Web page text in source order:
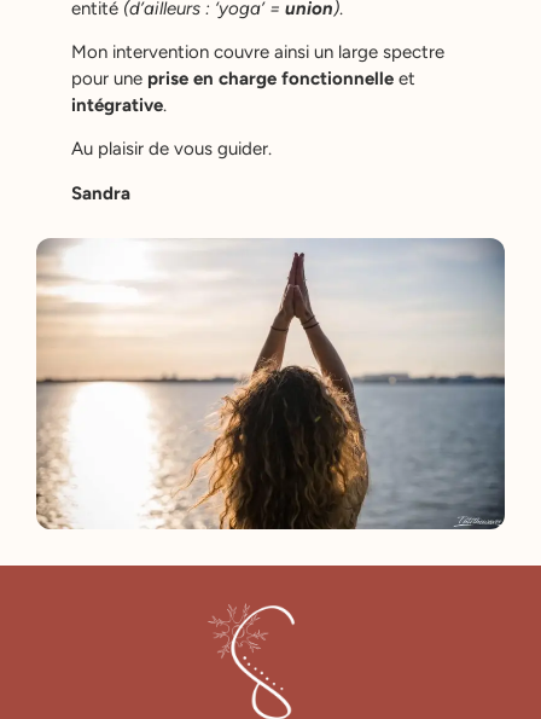
entité (d’ailleurs : ‘yoga’ = union).
Mon intervention couvre ainsi un large spectre
pour une prise en charge fonctionnelle et
intégrative.
Au plaisir de vous guider.
Sandra